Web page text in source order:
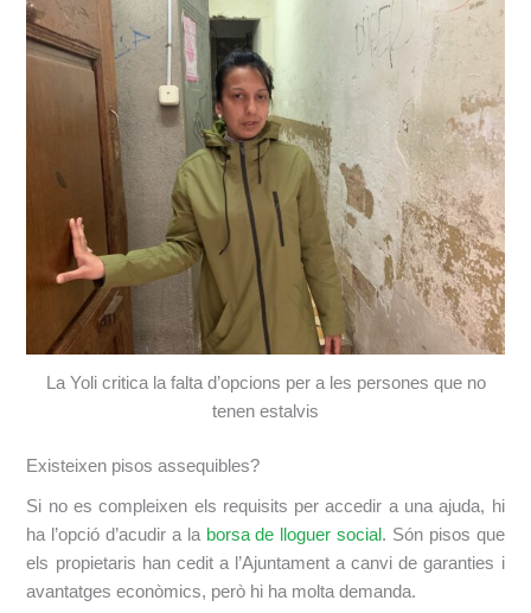
La Yoli critica la falta d’opcions per a les persones que no
tenen estalvis
Existeixen pisos assequibles?
Si no es compleixen els requisits per accedir a una ajuda, hi
ha l’opció d’acudir a la borsa de lloguer social . Són pisos que
els propietaris han cedit a l’Ajuntament a canvi de garanties i
avantatges econòmics, però hi ha molta demanda.